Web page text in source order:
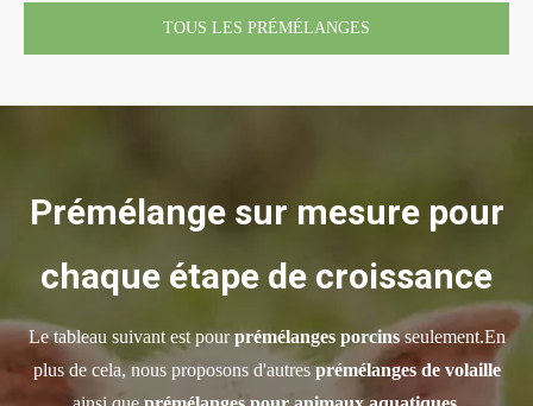
TOUS LES PRÉMÉLANGES
Prémélange sur mesure pour
chaque étape de croissance
Le tableau suivant est pourprémélanges porcinsseulement.En
plus de cela, nous proposons d'autresprémélanges de volaille